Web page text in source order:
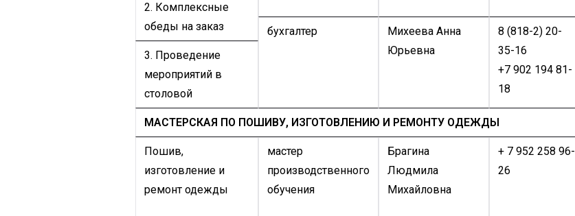
2. Комплексные
обеды на заказ
бухгалтер
Михеева Анна
Юрьевна
8 (818-2) 20-
35-16
+7 902 194 81-
18
3. Проведение
мероприятий в
столовой
МАСТЕРСКАЯ ПО ПОШИВУ, ИЗГОТОВЛЕНИЮ И РЕМОНТУ ОДЕЖДЫ
Пошив,
изготовление и
ремонт одежды
мастер
производственного
обучения
Брагина
Людмила
Михайловна
+ 7 952 258 96-
26